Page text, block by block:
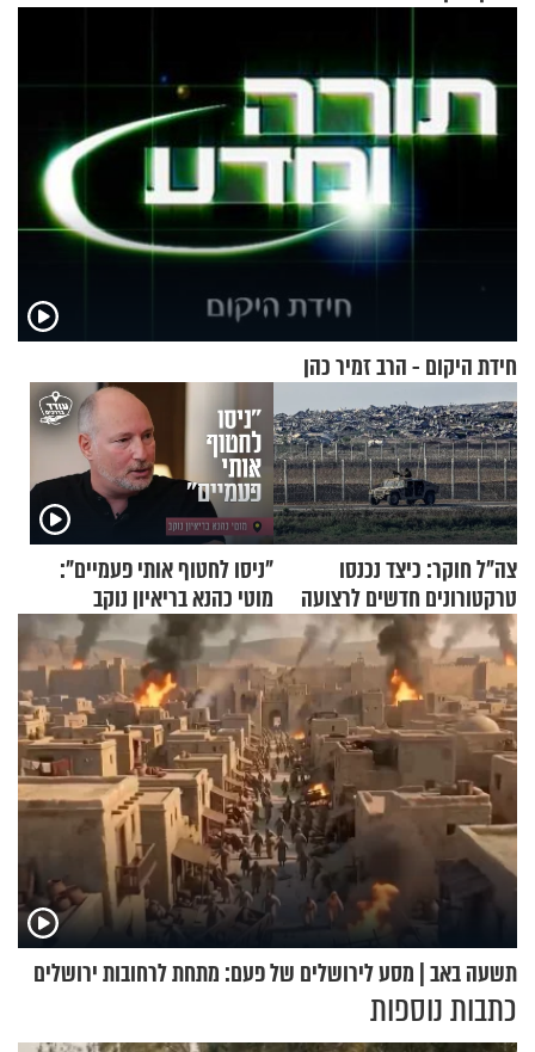
חידת היקום - הרב זמיר כהן
צה"ל חוקר: כיצד נכנסו
טרקטורונים חדשים לרצועה
"ניסו לחטוף אותי פעמיים":
מוטי כהנא בריאיון נוקב
תשעה באב | מסע לירושלים של פעם: מתחת לרחובות ירושלים
כתבות נוספות